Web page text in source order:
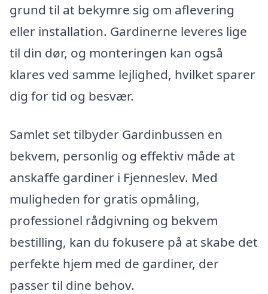
grund til at bekymre sig om aflevering
eller installation. Gardinerne leveres lige
til din dør, og monteringen kan også
klares ved samme lejlighed, hvilket sparer
dig for tid og besvær.
Samlet set tilbyder Gardinbussen en
bekvem, personlig og effektiv måde at
anskaffe gardiner i Fjenneslev. Med
muligheden for gratis opmåling,
professionel rådgivning og bekvem
bestilling, kan du fokusere på at skabe det
perfekte hjem med de gardiner, der
passer til dine behov.